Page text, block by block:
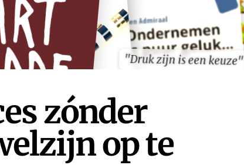
"Druk zijn is een keuze"
"Druk zijn is een keuze"
zónder
op te